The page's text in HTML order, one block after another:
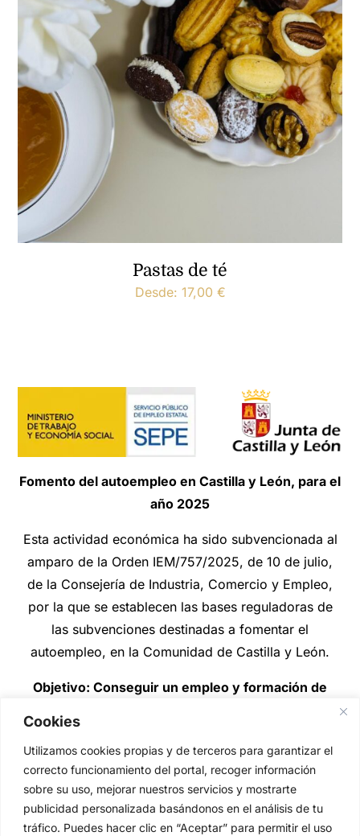
Cookies
Utilizamos cookies propias y de terceros para garantizar el
correcto funcionamiento del portal, recoger información
sobre su uso, mejorar nuestros servicios y mostrarte
publicidad personalizada basándonos en el análisis de tu
tráfico. Puedes hacer clic en “Aceptar” para permitir el uso
Pastas de té
Desde: 17,00 €
Fomento del autoempleo en Castilla y León, para el
año 2025
Esta actividad económica ha sido subvencionada al
amparo de la Orden IEM/757/2025, de 10 de julio,
de la Consejería de Industria, Comercio y Empleo,
por la que se establecen las bases reguladoras de
las subvenciones destinadas a fomentar el
autoempleo, en la Comunidad de Castilla y León.
Objetivo: Conseguir un empleo y formación de